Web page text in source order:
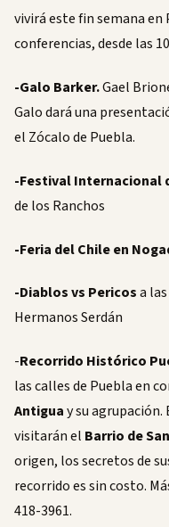
vivirá este fin semana
conferencias, desde las
-Galo Barker.Gael
Galo dará una
el Zócalo de Puebla.
-Festival Internacional
de los Ranchos
-Feria del Chile en
-Diablos vs Pericosa
Hermanos Serdán
-Recorrido Histórico
las calles de Puebla en
Antiguay su agrupación.
visitarán el Barrio de
origen, los secretos de
recorrido es sin costo.
418-3961.